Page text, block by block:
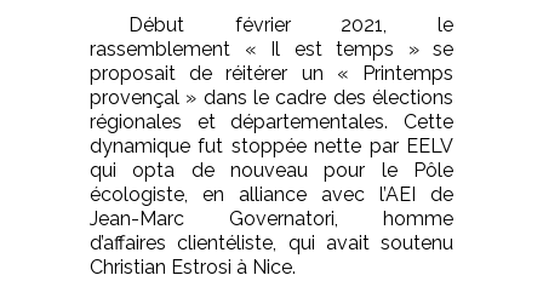
Début février 2021, le
rassemblement « Il est temps » se
proposait de réitérer un « Printemps
provençal » dans le cadre des élections
régionales et départementales. Cette
dynamique fut stoppée nette par EELV
qui opta de nouveau pour le Pôle
écologiste, en alliance avec l’AEI de
Jean-Marc Governatori, homme
d’affaires clientéliste, qui avait soutenu
Christian Estrosi à Nice.